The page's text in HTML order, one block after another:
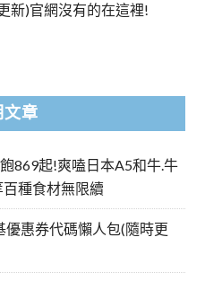
新)官網沒有的在這裡!
文章
869起!爽嗑日本A5和牛.牛
種食材無限續
惠券代碼懶人包(隨時更